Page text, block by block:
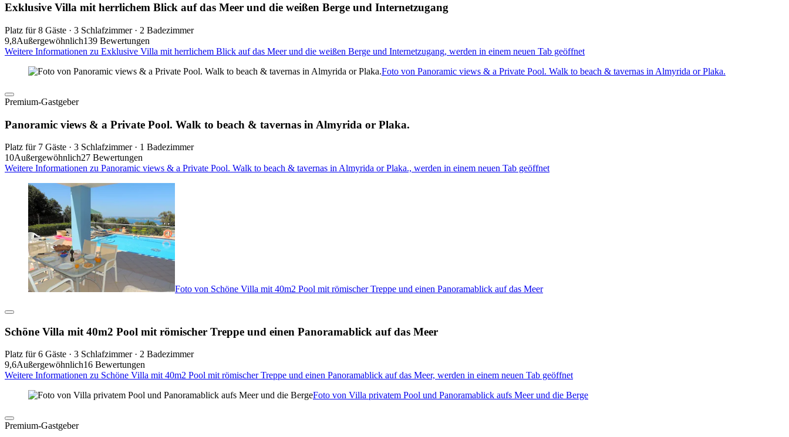
Exklusive Villa mit herrlichem Blick auf das Meer und die weißen Berge und Internetzugang
Platz für 8 Gäste · 3 Schlafzimmer · 2 Badezimmer
9,8Außergewöhnlich139 Bewertungen
Weitere Informationen zu Exklusive Villa mit herrlichem Blick auf das Meer und die weißen Berge und Internetzugang, werden in einem neuen Tab geöffnet
Foto von Panoramic views & a Private Pool. Walk to beach & tavernas in Almyrida or Plaka.
Premium-Gastgeber
Panoramic views & a Private Pool. Walk to beach & tavernas in Almyrida or Plaka.
Platz für 7 Gäste · 3 Schlafzimmer · 1 Badezimmer
10Außergewöhnlich27 Bewertungen
Weitere Informationen zu Panoramic views & a Private Pool. Walk to beach & tavernas in Almyrida or Plaka., werden in einem neuen Tab geöffnet
Foto von Schöne Villa mit 40m2 Pool mit römischer Treppe und einen Panoramablick auf das Meer
Schöne Villa mit 40m2 Pool mit römischer Treppe und einen Panoramablick auf das Meer
Platz für 6 Gäste · 3 Schlafzimmer · 2 Badezimmer
9,6Außergewöhnlich16 Bewertungen
Weitere Informationen zu Schöne Villa mit 40m2 Pool mit römischer Treppe und einen Panoramablick auf das Meer, werden in einem neuen Tab geöffnet
Foto von Villa privatem Pool und Panoramablick aufs Meer und die Berge
Premium-Gastgeber